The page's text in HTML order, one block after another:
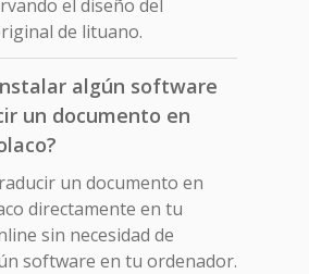
el diseño del
de lituano.
algún software
un documento en
un documento en
directamente en tu
sin necesidad de
software en tu ordenador.